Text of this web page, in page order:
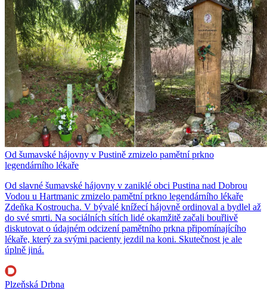
Od šumavské hájovny v Pustině zmizelo pamětní prkno
legendárního lékaře
Od slavné šumavské hájovny v zaniklé obci Pustina nad Dobrou
Vodou u Hartmanic zmizelo pamětní prkno legendárního lékaře
Zdeňka Kostroucha. V bývalé knížecí hájovně ordinoval a bydlel až
do své smrti. Na sociálních sítích lidé okamžitě začali bouřlivě
diskutovat o údajném odcizení pamětního prkna připomínajícího
lékaře, který za svými pacienty jezdil na koni. Skutečnost je ale
úplně jiná.
Plzeňská Drbna